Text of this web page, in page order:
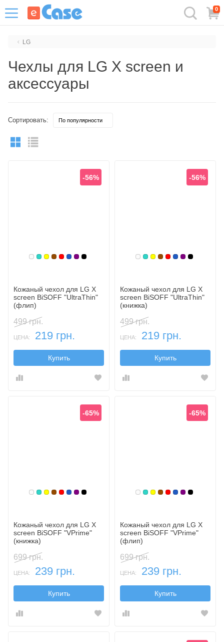
0
LG
Чехлы для LG X screen и
аксессуары
Сортировать:
Белый
Бирюзовый
Желтый
Коричневый
Красный
Синий, темный
Фиолетовый, темный
Черный
-56%
Кожаный чехол для LG X
screen BiSOFF "UltraThin"
(флип)
499 грн.
ЦЕНА: 219 грн.
Купить
Белый
Бирюзовый
Желтый
Коричневый
Красный
Синий,Черный
-56%
Кожаный чехол для LG X
screen BiSOFF "UltraThin"
(книжка)
499 грн.
ЦЕНА: 219 грн.
Купить
Белый
Бирюзовый
Желтый
Коричневый
Красный
Синий, темный
Фиолетовый, темный
Черный
-65%
Кожаный чехол для LG X
screen BiSOFF "VPrime"
(книжка)
699 грн.
ЦЕНА: 239 грн.
Купить
Белый
Бирюзовый
Желтый
Коричневый
Красный
Синий,Черный
-65%
Кожаный чехол для LG X
screen BiSOFF "VPrime"
(флип)
699 грн.
ЦЕНА: 239 грн.
Купить